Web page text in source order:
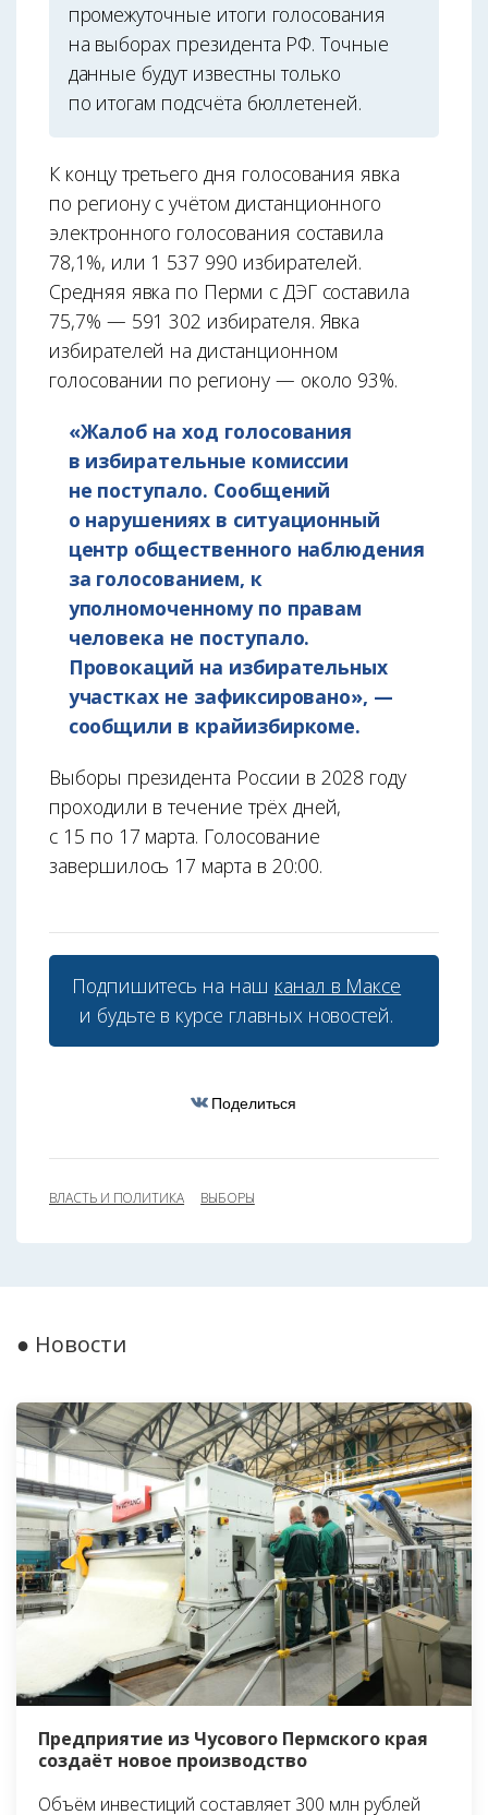
промежуточные итоги голосования
на выборах президента РФ. Точные
данные будут известны только
по итогам подсчёта бюллетеней.
К концу третьего дня голосования явка
по региону с учётом дистанционного
электронного голосования составила
78,1%, или 1 537 990 избирателей.
Средняя явка по Перми с ДЭГ составила
75,7% — 591 302 избирателя. Явка
избирателей на дистанционном
голосовании по региону — около 93%.
«Жалоб на ход голосования
в избирательные комиссии
не поступало. Сообщений
о нарушениях в ситуационный
центр общественного наблюдения
за голосованием, к
уполномоченному по правам
человека не поступало.
Провокаций на избирательных
участках не зафиксировано», —
сообщили в крайизбиркоме.
Выборы президента России в 2028 году
проходили в течение трёх дней,
с 15 по 17 марта. Голосование
завершилось 17 марта в 20:00.
Подпишитесь на наш канал в Максе
и будьте в курсе главных новостей.
Поделиться
ВЛАСТЬ И ПОЛИТИКА ВЫБОРЫ
● Новости
Предприятие из Чусового Пермского края
создаёт новое производство
Объём инвестиций составляет 300 млн рублей